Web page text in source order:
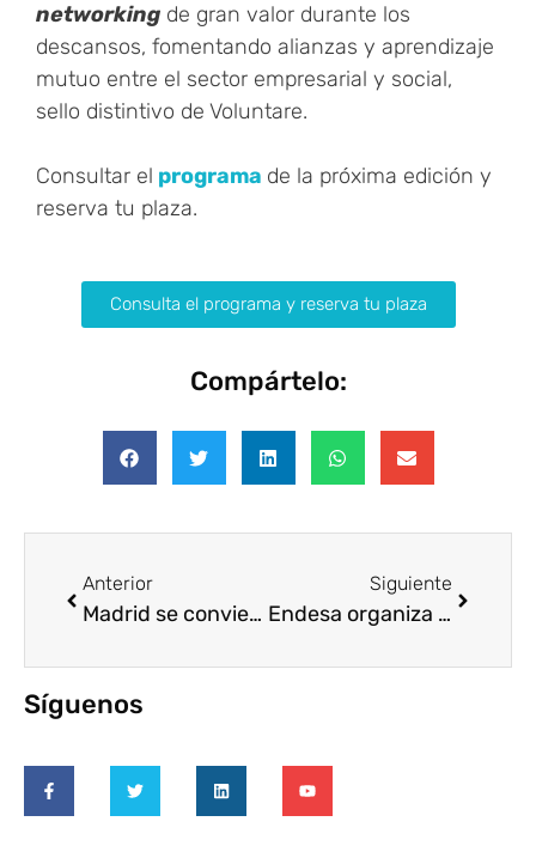
networking de gran valor durante los
descansos, fomentando alianzas y aprendizaje
mutuo entre el sector empresarial y social,
sello distintivo de Voluntare.
Consultar el programa de la próxima edición y
reserva tu plaza.
Consulta el programa y reserva tu plaza
Compártelo:
Anterior
Madrid se convierte en el epicentro europeo del Voluntariado Corporativo gracias al IV Congreso Voluntare
Siguiente
Endesa organiza por segundo año su Campus «Jóvenes Solidarios»
Síguenos